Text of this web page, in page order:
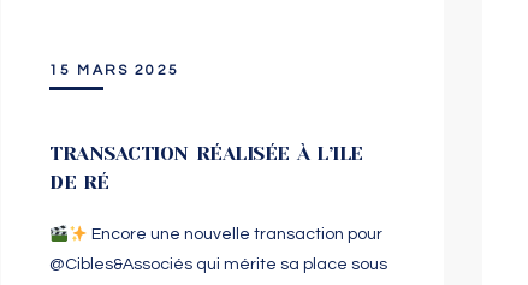
15 MARS 2025
TRANSACTION RÉALISÉE À L’ILE
DE RÉ
Encore une nouvelle transaction pour
@‌Cibles&Associés qui mérite sa place sous